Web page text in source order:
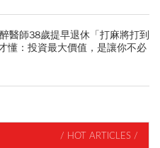
醫師38歲提早退休「打麻將打到
懂：投資最大價值，是讓你不必
/ HOT ARTICLES /